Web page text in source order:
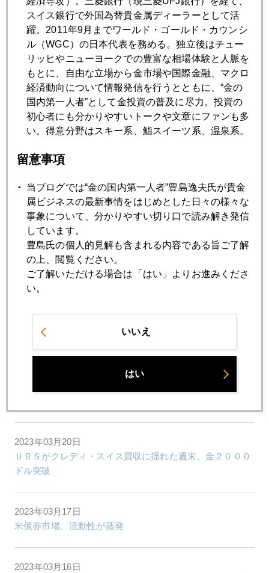
金店頭小売価格１００００円に届く日
2023年03月30日
金は今売った方が良いのか
2023年03月29日
ＳＶＢ、預金の８割が流出、健全性テストも免除の衝撃
2023年03月28日
2023年03月27日
ＮＹ金、急騰後、急落、円高進行
2023年03月24日
ＮＹ金、しぶとく、反発、２０００ドル一時再突破
2023年03月23日
2023年03月20日
ＵＢＳがクレディ・スイス買収に揺れた週末、金２０００
ドル突破
2023年03月17日
米債券市場、流動性が蒸発
2023年03月16日
スイス銀行で外国為替貴金属ディーラーとして活
躍。2011年9月までワールド・ゴールド・カウンシ
ル（WGC）の日本代表を務める。独立後はチュー
リッヒやニューヨークでの豊富な相場体験と人脈を
もとに、自由な立場から金市場や国際金融、マクロ
経済動向について情報発信を行うとともに、“金の
国内第一人者”として金投資の普及に尽力。投資の
初心者にも分かりやすいトークや文章にファンも多
い。得意分野はスキー系、鮨スイーツ系、温泉系。
留意事項
当ブログでは“金の国内第一人者”豊島逸夫氏が貴金
属ビジネスの最新事情をはじめとした日々の様々な
事象について、分かりやすい切り口で読み解き発信
しています。
豊島氏の個人的見解も含まれる内容である旨ご了解
の上、閲覧ください。
ご了解いただける場合は「はい」よりお進みくださ
い。
いいえ
はい